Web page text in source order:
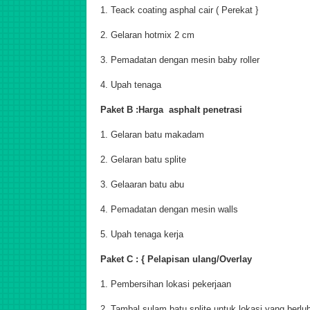
1. Teack coating asphal cair ( Perekat }
2. Gelaran hotmix 2 cm
3. Pemadatan dengan mesin baby roller
4. Upah tenaga
Paket B :Harga asphalt penetrasi
1. Gelaran batu makadam
2. Gelaran batu splite
3. Gelaaran batu abu
4. Pemadatan dengan mesin walls
5. Upah tenaga kerja
Paket C : { Pelapisan ulang/Overlay
1. Pembersihan lokasi pekerjaan